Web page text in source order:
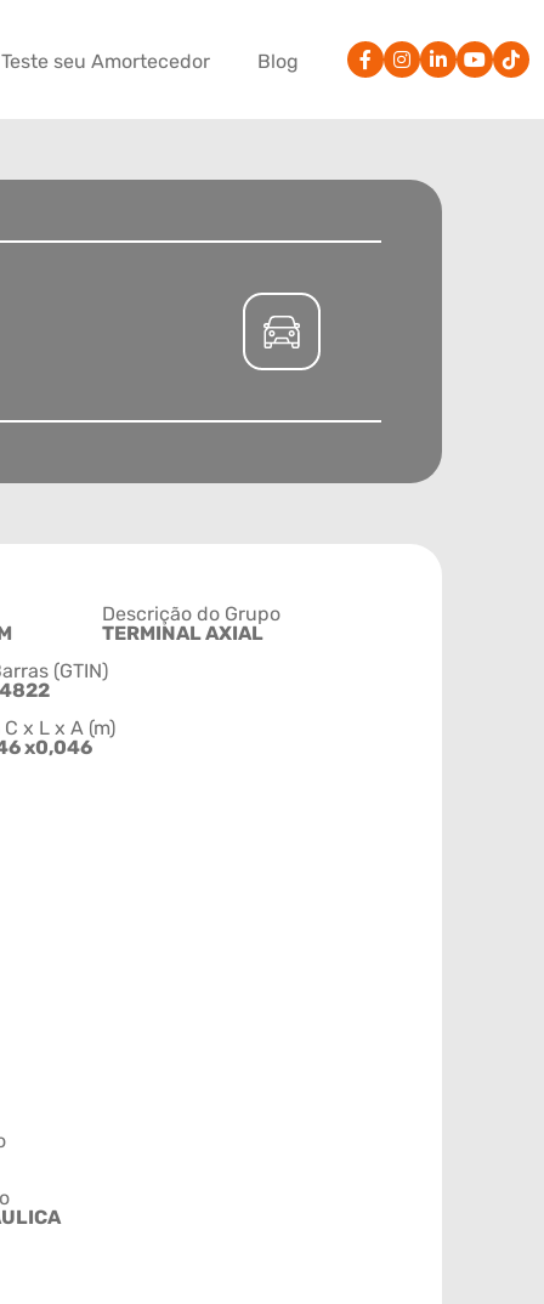
Teste seu Amortecedor Blog
Descrição do Grupo
TERMINAL AXIAL
(GTIN)
x L x A (m)
x0,046